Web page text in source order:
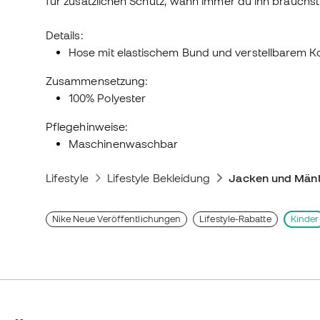
Details:
Hose mit elastischem Bund und verstellbarem
Zusammensetzung:
100% Polyester
Pflegehinweise:
Maschinenwaschbar
Lifestyle Lifestyle Bekleidung Jacken und
Nike Neue Veröffentlichungen Lifestyle-Rabatte Kinder